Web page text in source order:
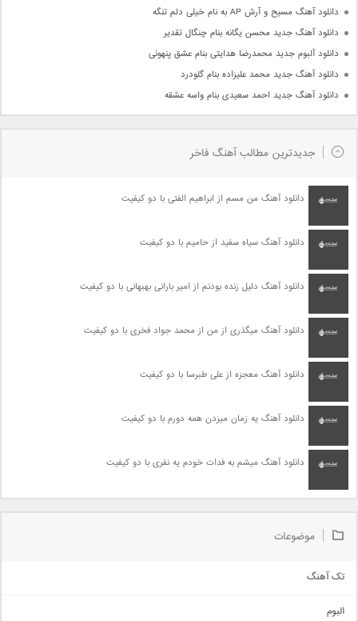
دانلود آهنگ مسیح و آرش AP به نام خیلی دلم تنگه
دانلود آهنگ جدید محسن یگانه بنام چنگال تقدیر
دانلود آلبوم جدید محمدرضا هدایتی بنام عشق پنهونی
دانلود آهنگ جدید محمد علیزاده بنام گلودرد
دانلود آهنگ جدید احمد سعیدی بنام واسه عشقه
جدیدترین مطالب آهنگ فاخر
دانلود آهنگ من مسم از ابراهیم الفتی با دو کیفیت
دانلود آهنگ سیاه سفید از حامیم با دو کیفیت
دانلود آهنگ دلیل زنده بودنم از امیر بارانی بهبهانی با دو کیفیت
دانلود آهنگ میگذری از من از محمد جواد فخری با دو کیفیت
دانلود آهنگ معجزه از علی طبرسا با دو کیفیت
دانلود آهنگ یه زمان میزدن همه دورم با دو کیفیت
دانلود آهنگ میشم به فدات خودم یه نفری با دو کیفیت
موضوعات
تک آهنگ
البوم